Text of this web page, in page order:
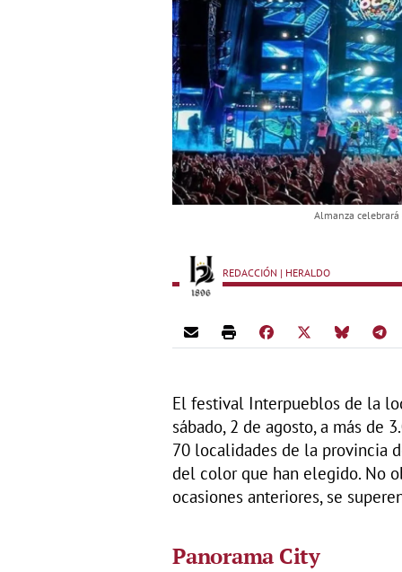
Almanza celebrará
REDACCIÓN | HERALDO
El festival Interpueblos de la
sábado, 2 de agosto, a más de
70 localidades de la provincia
del color que han elegido. No
ocasiones anteriores, se
Panorama City